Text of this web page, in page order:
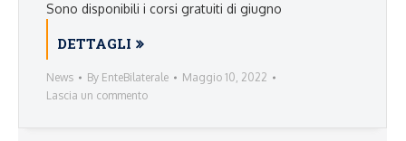
Sono disponibili i corsi gratuiti di giugno
DETTAGLI
News By EnteBilaterale
Maggio 10, 2022
Lascia un commento